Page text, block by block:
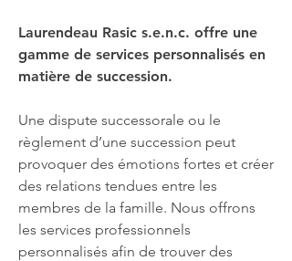
Laurendeau Rasic s.e.n.c. offre une
gamme de services personnalisés en
matière de succession.
Une dispute successorale ou le
règlement d’une succession peut
provoquer des émotions fortes et créer
des relations tendues entre les
membres de la famille. Nous offrons
les services professionnels
personnalisés afin de trouver des